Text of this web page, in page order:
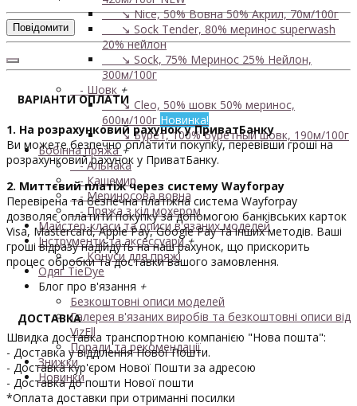
↘ Nice, 50% Вовна 50% Акрил, 70м/100г
↘ Sock Tender, 80% меринос superwash
20% нейлон
↘ Sock, 75% Меринос 25% Нейлон,
300м/100г
- Шовк +
↘ Cleo, 50% шовк 50% меринос,
600м/100г Новинка!
↘ Бурет, 100% буретный шовк, 190м/100г
Бобінна пряжа+
- Альпака
- Кашемир
- Мериносова вовна
- Пряжа з кід мохером
Майстер-класи та описи в'язаних моделей
Інструменти та аксессуари+
- Конуси для пряжі
Одяг TieDye
Блог про в'язання +
Безкоштовні описи моделей
Галерея в'язаних виробів та безкоштовні описи від
VizEll
Поради та рекомендації
Знижки
Новинки
Повідомити
ВАРІАНТИ ОПЛАТИ
1. На розрахунковий рахунок у ПриватБанку
Ви можете безпечно оплатити покупку, перевівши гроші на
розрахунковий рахунок у ПриватБанку.
2. Миттєвий платіж через систему Wayforpay
Перевірена та безпечна платіжна система Wayforpay
дозволяє оплатити покупку за допомогою банківських карток
Visa, Mastercard, Apple Pay, Google Pay та інших методів. Ваші
гроші відразу надійдуть на наш рахунок, що прискорить
процес обробки та доставки вашого замовлення.
ДОСТАВКА
Швидка доставка транспортною компанією "Нова пошта":
- Доставка у відділення Нової Пошти.
- Доставка кур'єром Нової Пошти за адресою
- Доставка до пошти Нової пошти
*Оплата доставки при отриманні посилки